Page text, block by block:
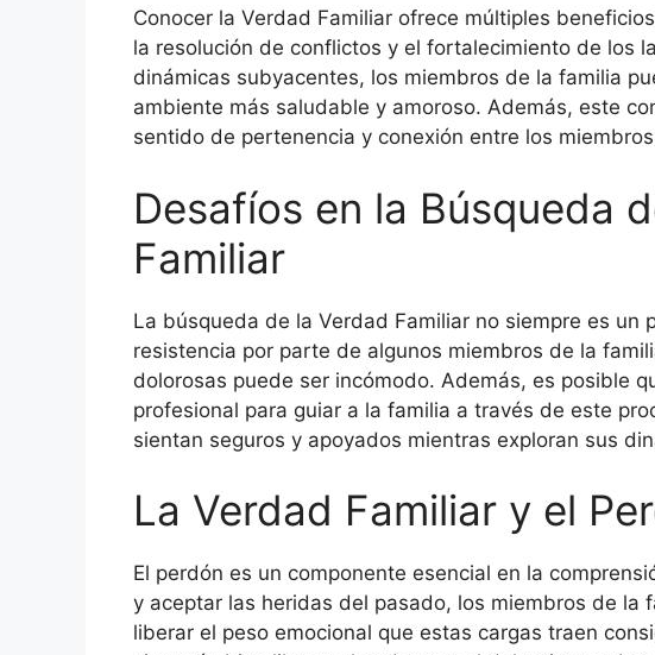
Conocer la Verdad Familiar ofrece múltiples
la resolución de conflictos y el fortalecimiento de los
dinámicas subyacentes, los miembros de la familia
ambiente más saludable y amoroso. Además, este
sentido de pertenencia y conexión entre los
Desafíos en la Búsqueda
Familiar
La búsqueda de la Verdad Familiar no siempre es un
resistencia por parte de algunos miembros de la
dolorosas puede ser incómodo. Además, es posible
profesional para guiar a la familia a través de este
sientan seguros y apoyados mientras exploran sus
La Verdad Familiar y el
El perdón es un componente esencial en la
y aceptar las heridas del pasado, los miembros de la
liberar el peso emocional que estas cargas traen